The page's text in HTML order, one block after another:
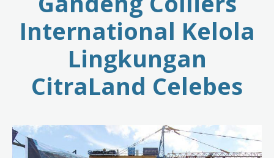
International Kelola
Lingkungan
CitraLand Celebes